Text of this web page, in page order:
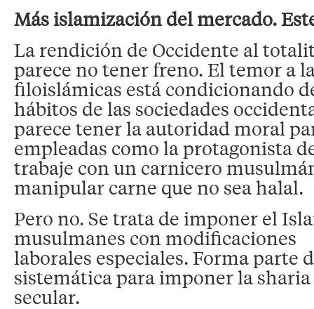
Más islamización del mercado.
La rendición de Occidente al
parece no tener freno. El temor a
filoislámicas está condicionando
hábitos de las sociedades
parece tener la autoridad moral
empleadas como la protagonista
trabaje con un carnicero
manipular carne que no sea halal.
Pero no. Se trata de imponer el
musulmanes con modificaciones
laborales especiales. Forma parte
sistemática para imponer la
secular.